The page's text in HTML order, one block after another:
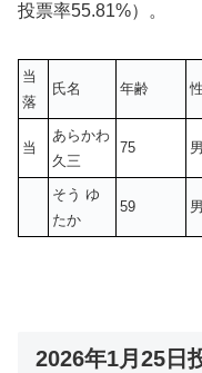
投票率55.81%）。
当
落
氏名 年齢
当
あらかわ
久三
75 男
そう ゆ
たか
59 男
2026年1月25日